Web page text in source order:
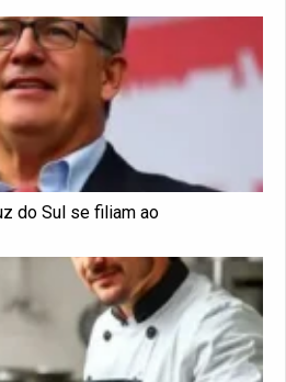
do Sul se filiam ao